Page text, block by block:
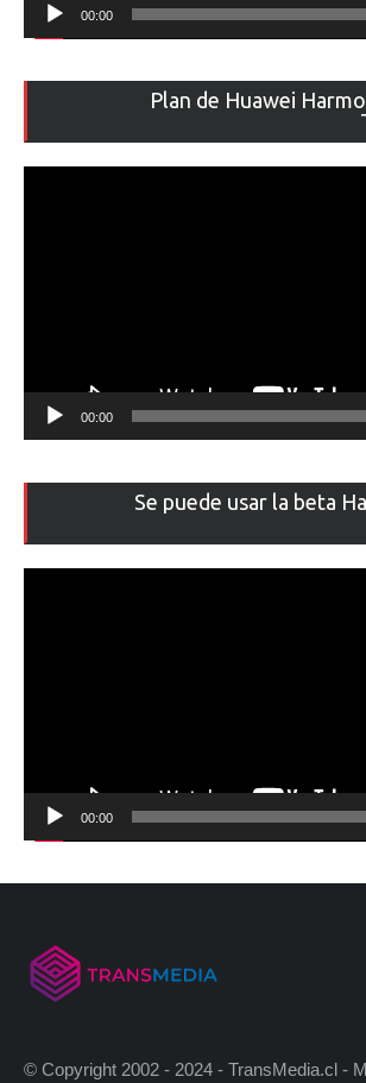
00:00
Plan de Huawei
00:00
Se puede usar la beta
00:00
© Copyright 2002 - 2024 - TransMedia.cl -